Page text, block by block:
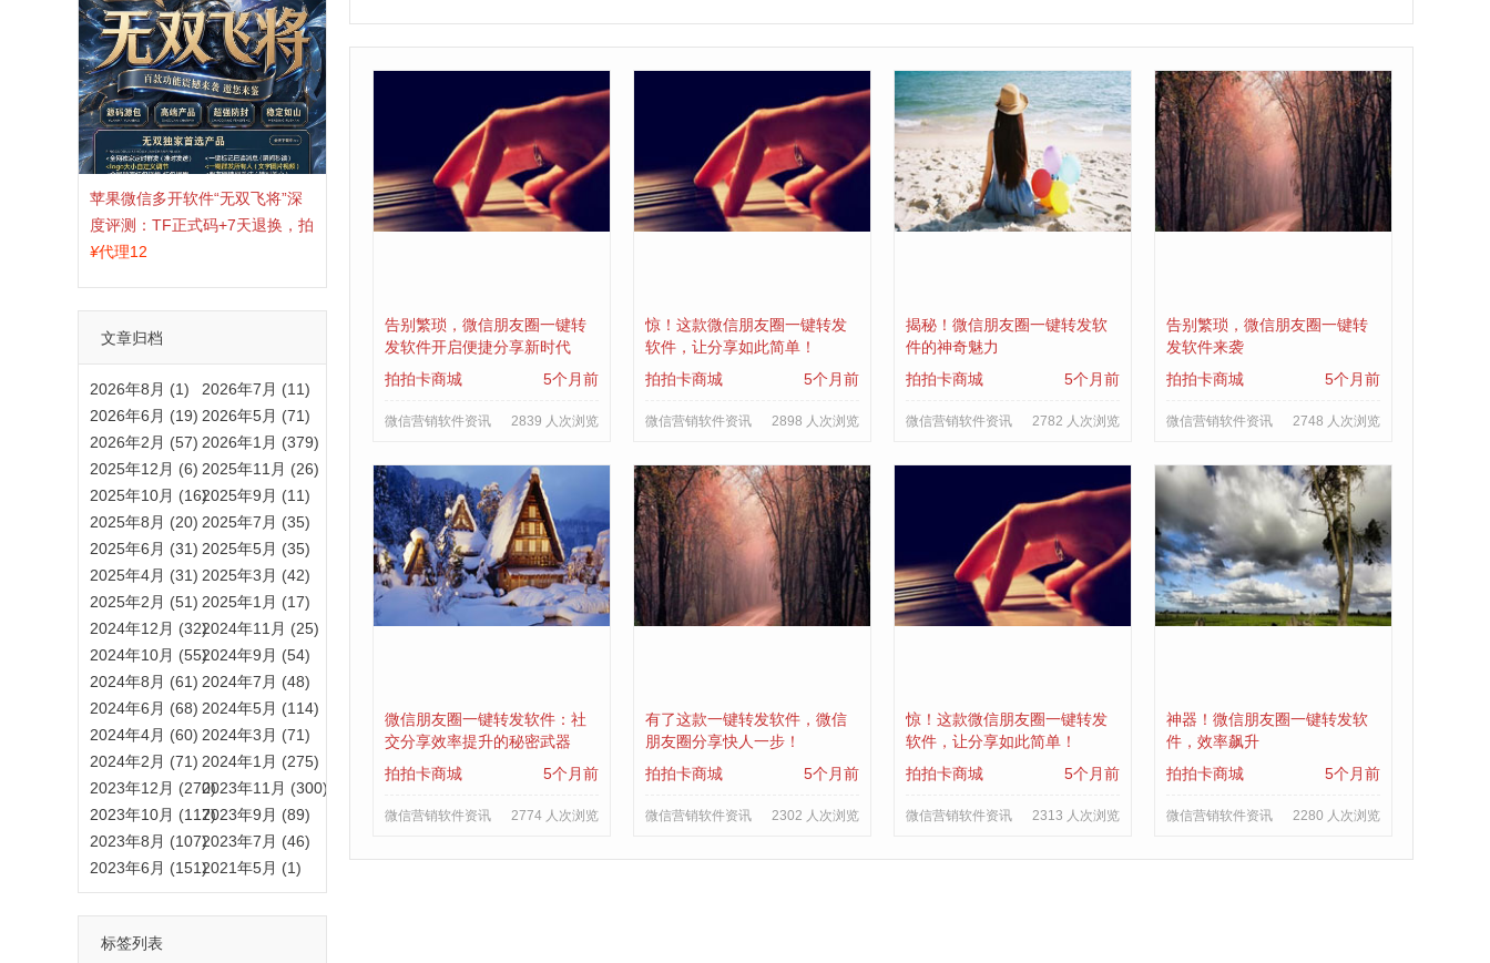
苹果微信多开软件“无双飞将”深
度评测：TF正式码+7天退换，拍
拍卡激活码商城正品保障
¥代理12
文章归档
2026年8月 (1)
2026年7月 (11)
2026年6月 (19) 2026年5月 (71)
2026年2月 (57) 2026年1月 (379)
2025年12月 (6) 2025年11月 (26)
2025年10月 (16)2025年9月 (11)
2025年8月 (20) 2025年7月 (35)
2025年6月 (31) 2025年5月 (35)
2025年4月 (31) 2025年3月 (42)
2025年2月 (51) 2025年1月 (17)
2024年12月 (32)2024年11月 (25)
2024年10月 (55)2024年9月 (54)
2024年8月 (61) 2024年7月 (48)
2024年6月 (68) 2024年5月 (114)
2024年4月 (60) 2024年3月 (71)
2024年2月 (71) 2024年1月 (275)
2023年12月 (270)2023年11月 (300)
2023年10月 (117)2023年9月 (89)
2023年8月 (107)2023年7月 (46)
2023年6月 (151)2021年5月 (1)
标签列表
告别繁琐，微信朋友圈一键转
发软件开启便捷分享新时代
拍拍卡商城
5个月前
微信营销软件资讯 2839 人次浏览
惊！这款微信朋友圈一键转发
软件，让分享如此简单！
拍拍卡商城
5个月前
微信营销软件资讯 2898 人次浏览
揭秘！微信朋友圈一键转发软
件的神奇魅力
拍拍卡商城
5个月前
微信营销软件资讯 2782 人次浏览
告别繁琐，微信朋友圈一键转
发软件来袭
拍拍卡商城
5个月前
微信营销软件资讯 2748 人次浏览
微信朋友圈一键转发软件：社
交分享效率提升的秘密武器
拍拍卡商城
5个月前
微信营销软件资讯 2774 人次浏览
有了这款一键转发软件，微信
朋友圈分享快人一步！
拍拍卡商城
5个月前
微信营销软件资讯 2302 人次浏览
惊！这款微信朋友圈一键转发
软件，让分享如此简单！
拍拍卡商城
5个月前
微信营销软件资讯 2313 人次浏览
神器！微信朋友圈一键转发软
件，效率飙升
拍拍卡商城
5个月前
微信营销软件资讯 2280 人次浏览